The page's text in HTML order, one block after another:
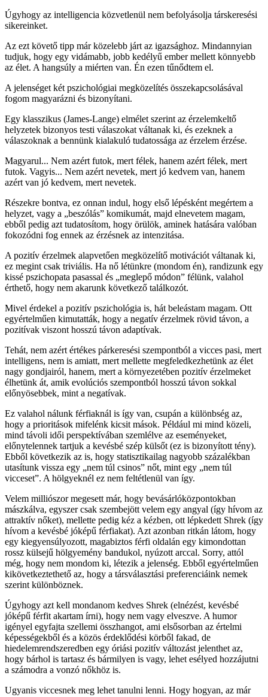
Úgyhogy az intelligencia közvetlenül nem befolyásolja társkeresési
sikereinket.
Az ezt követő tipp már közelebb járt az igazsághoz. Mindannyian
tudjuk, hogy egy vidámabb, jobb kedélyű ember mellett könnyebb
az élet. A hangsúly a miérten van. Én ezen tűnődtem el.
A jelenséget két pszichológiai megközelítés összekapcsolásával
fogom magyarázni és bizonyítani.
Egy klasszikus (James-Lange) elmélet szerint az érzelemkeltő
helyzetek bizonyos testi válaszokat váltanak ki, és ezeknek a
válaszoknak a bennünk kialakuló tudatossága az érzelem érzése.
Magyarul... Nem azért futok, mert félek, hanem azért félek, mert
futok. Vagyis... Nem azért nevetek, mert jó kedvem van, hanem
azért van jó kedvem, mert nevetek.
Részekre bontva, ez onnan indul, hogy első lépésként megértem a
helyzet, vagy a „beszólás” komikumát, majd elnevetem magam,
ebből pedig azt tudatosítom, hogy örülök, aminek hatására valóban
fokozódni fog ennek az érzésnek az intenzitása.
A pozitív érzelmek alapvetően megközelítő motivációt váltanak ki,
ez megint csak triviális. Ha nő létünkre (mondom én), randizunk egy
kissé pszichopata pasassal és „meglepő módon” félünk, valahol
érthető, hogy nem akarunk következő találkozót.
Mivel érdekel a pozitív pszichológia is, hát beleástam magam. Ott
egyértelműen kimutatták, hogy a negatív érzelmek rövid távon, a
pozitívak viszont hosszú távon adaptívak.
Tehát, nem azért értékes párkeresési szempontból a vicces pasi, mert
intelligens, nem is amiatt, mert mellette megfeledkezhetünk az élet
nagy gondjairól, hanem, mert a környezetében pozitív érzelmeket
élhetünk át, amik evolúciós szempontból hosszú távon sokkal
előnyösebbek, mint a negatívak.
Ez valahol nálunk férfiaknál is így van, csupán a különbség az,
hogy a prioritások mifelénk kicsit mások. Például mi mind közeli,
mind távoli idői perspektívában szemlélve az eseményeket,
előnytelennek tartjuk a kevésbé szép külsőt (ez is bizonyított tény).
Ebből következik az is, hogy statisztikailag nagyobb százalékban
utasítunk vissza egy „nem túl csinos” nőt, mint egy „nem túl
vicceset”. A hölgyeknél ez nem feltétlenül van így.
Velem milliószor megesett már, hogy bevásárlóközpontokban
mászkálva, egyszer csak szembejött velem egy angyal (így hívom az
attraktív nőket), mellette pedig kéz a kézben, ott lépkedett Shrek (így
hívom a kevésbé jóképű férfiakat). Azt azonban ritkán látom, hogy
egy kiegyensúlyozott, magabiztos férfi oldalán egy kimondottan
rossz külsejű hölgyemény bandukol, nyúzott arccal. Sorry, attól
még, hogy nem mondom ki, létezik a jelenség. Ebből egyértelműen
kikövetkeztethető az, hogy a társválasztási preferenciáink nemek
szerint különböznek.
Úgyhogy azt kell mondanom kedves Shrek (elnézést, kevésbé
jóképű férfit akartam írni), hogy nem vagy elveszve. A humor
igényel egyfajta szellemi összhangot, ami elsősorban az értelmi
képességekből és a közös érdeklődési körből fakad, de
hiedelemrendszeredben egy óriási pozitív változást jelenthet az,
hogy bárhol is tartasz és bármilyen is vagy, lehet esélyed hozzájutni
a számodra a vonzó nőkhöz is.
Ugyanis viccesnek meg lehet tanulni lenni. Hogy hogyan, az már